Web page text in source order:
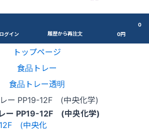
ログイン 履歴から再注文
0
0円
トップページ
食品トレー
食品トレー透明
ー PP19-12F (中央化学)
ー PP19-12F (中央化学)